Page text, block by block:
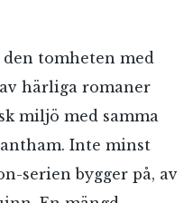
tomheten med
härliga romaner
miljö med samma
Inte minst
serien bygger på, av